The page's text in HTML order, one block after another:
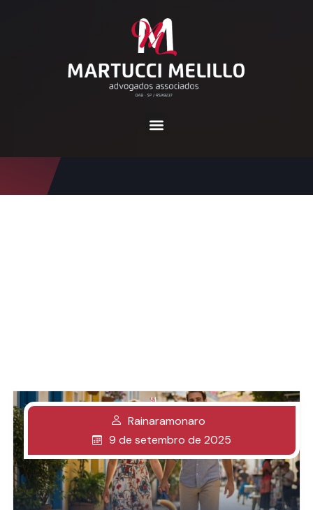
danos causados ​​por
animais
Rainaramonaro
9 de setembro de 2025